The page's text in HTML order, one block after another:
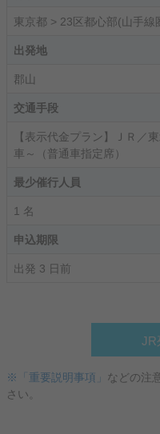
東京都 > 23区都心部(山手線
出発地
郡山
交通手段
【表示代金プラン】ＪＲ／
車～（普通車指定席）
最少催行人員
1 名
申込期限
出発 3 日前
JR
※「重要説明事項」 などの注
さい。